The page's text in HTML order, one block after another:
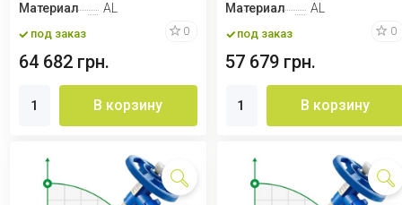
Материал
AL
под заказ 0
64 682 грн.
В корзину
Материал
AL
под заказ 0
57 679 грн.
В корзину